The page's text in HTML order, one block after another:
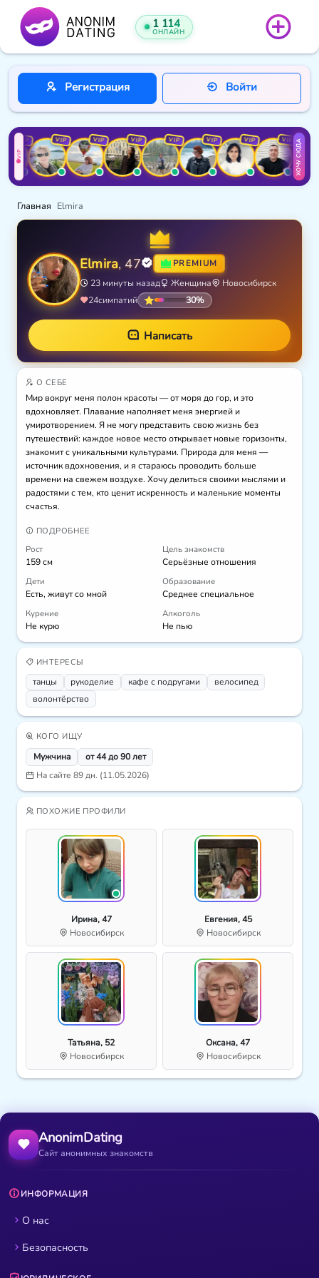
1 114
ОНЛАЙН
Регистрация Войти
VIP
VIP VIP VIP VIP VIP VIP VIP VIP ХОЧУ СЮДА
Главная Elmira
Elmira, 47 PREMIUM
23 минуты назад Женщина
Новосибирск
24симпатий 30%
Написать
О СЕБЕ
Мир вокруг меня полон красоты — от моря до гор, и это
вдохновляет. Плавание наполняет меня энергией и
умиротворением. Я не могу представить свою жизнь без
путешествий: каждое новое место открывает новые горизонты,
знакомит с уникальными культурами. Природа для меня —
источник вдохновения, и я стараюсь проводить больше
времени на свежем воздухе. Хочу делиться своими мыслями и
радостями с тем, кто ценит искренность и маленькие моменты
счастья.
ПОДРОБНЕЕ
Рост
159 см
Цель знакомств
Серьёзные отношения
Дети
Есть, живут со мной
Образование
Среднее специальное
Курение
Не курю
Алкоголь
Не пью
ИНТЕРЕСЫ
танцы рукоделие кафе с подругами
велосипед
волонтёрство
КОГО ИЩУ
Мужчина
от 44 до 90 лет
На сайте 89 дн. (11.05.2026)
ПОХОЖИЕ ПРОФИЛИ
Ирина, 47
Новосибирск
Евгения, 45
Новосибирск
Татьяна, 52
Новосибирск
Оксана, 47
Новосибирск
AnonimDating
Сайт анонимных знакомств
ИНФОРМАЦИЯ
О нас
Безопасность